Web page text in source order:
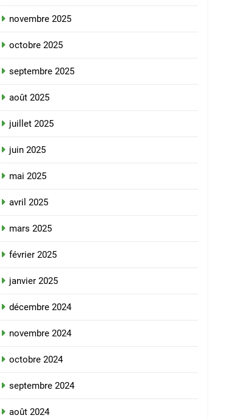
novembre 2025
octobre 2025
septembre 2025
août 2025
juillet 2025
juin 2025
mai 2025
avril 2025
mars 2025
février 2025
janvier 2025
décembre 2024
novembre 2024
octobre 2024
septembre 2024
août 2024